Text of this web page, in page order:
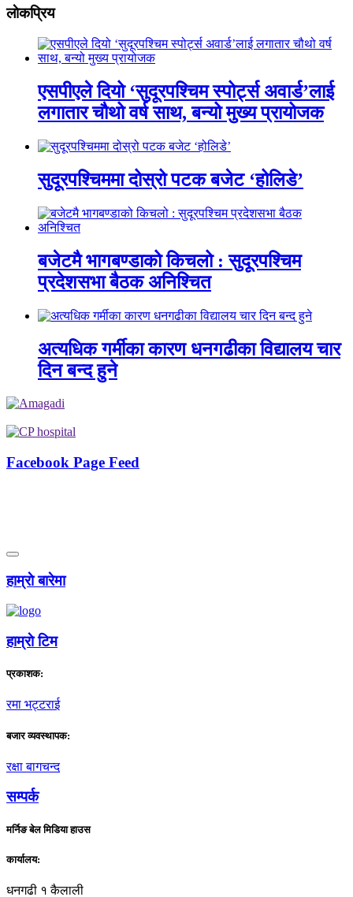
लाेकप्रिय
एसपीएले दियो ‘सुदूरपश्चिम स्पोर्ट्स अवार्ड’लाई
लगातार चौथो वर्ष साथ, बन्यो मुख्य प्रायोजक
सुदूरपश्चिममा दोस्रो पटक बजेट ‘होलिडे’
बजेटमै भागबण्डाको किचलो : सुदूरपश्चिम
प्रदेशसभा बैठक अनिश्चित
अत्यधिक गर्मीका कारण धनगढीका विद्यालय चार
दिन बन्द हुने
Facebook Page Feed
हाम्राे बारेमा
हाम्राे टिम
प्रकाशक:
रमा भट्टराई
बजार व्यवस्थापक:
रक्षा बागचन्द
सम्पर्क
मर्निङ बेल मिडिया हाउस
कार्यालय:
धनगढी १ कैलाली